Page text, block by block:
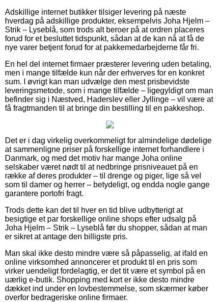
Adskillige internet butikker tilsiger levering på næste
hverdag på adskillige produkter, eksempelvis Joha Hjelm –
Strik – Lyseblå, som trods alt beroer på at ordren placeres
forud for et besluttet tidspunkt, sådan at de kan nå at få de
nye varer betjent forud for at pakkemedarbejderne får fri.
En hel del internet firmaer præsterer levering uden betaling,
men i mange tilfælde kun når der erhverves for en konkret
sum. I øvrigt kan man udvælge den mest prisbevidste
leveringsmetode, som i mange tilfælde – ligegyldigt om man
befinder sig i Næstved, Haderslev eller Jyllinge – vil være at
få fragtmanden til at bringe din bestilling til en pakkeshop.
Det er i dag virkelig overkommeligt for almindelige dødelige
at sammenligne priser på forskellige internet forhandlere i
Danmark, og med det motiv har mange Joha online
selskaber været nødt til at nedbringe prisniveauet på en
række af deres produkter – til drenge og piger, lige så vel
som til damer og herrer – betydeligt, og endda nogle gange
garantere portofri fragt.
Trods dette kan det til hver en tid blive udbytterigt at
besigtige et par forskellige online shops efter udsalg på
Joha Hjelm – Strik – Lyseblå før du shopper, sådan at man
er sikret at antage den billigste pris.
Man skal ikke desto mindre være så påpasselig, at ifald en
online virksomhed annoncerer et produkt til en pris som
virker uendeligt fordelagtig, er det tit være et symbol på en
uærlig e-butik. Shopping med kort er ikke desto mindre
dækket ind under en lovbestemmelse, som skærmer køber
overfor bedrageriske online firmaer.